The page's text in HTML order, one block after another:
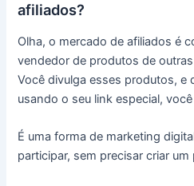
afiliados?
Olha, o mercado de afiliados é
vendedor de produtos de
Você divulga esses produtos, e
usando o seu link especial,
É uma forma de marketing
participar, sem precisar criar